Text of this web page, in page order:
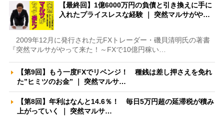
【最終回】1億6000万円の負債と引き換えに手に
入れたプライスレスな経験 ｜ 突然マルサがや…
2009年12月に発行された元FXトレーダー・磯貝清明氏の著書
『突然マルサがやって来た！～FXで10億円稼い…
【第9回】もう一度FXでリベンジ！ 種銭は差し押さえを免れ
た”ヒミツのお金” ｜ 突然マルサ…
【第8回】年利はなんと14.6％！ 毎日5万円超の延滞税が積み
上がっていく ｜ 突然マルサ…